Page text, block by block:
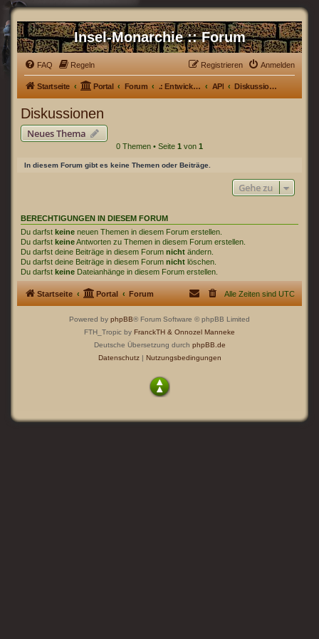
Insel-Monarchie :: Forum
FAQ Regeln Anmelden
Registrieren
Startseite Portal Forum .: Entwicklerecke :. API Diskussionen
Diskussionen
Neues Thema
0 Themen • Seite 1 von 1
In diesem Forum gibt es keine Themen oder Beiträge.
Gehe zu
BERECHTIGUNGEN IN DIESEM FORUM
Du darfst keine neuen Themen in diesem Forum erstellen.
Du darfst keineAntworten zu Themen in diesem Forum erstellen.
Du darfst deine Beiträge in diesem Forum nicht ändern.
Du darfst deine Beiträge in diesem Forum nicht löschen.
Du darfst keine Dateianhänge in diesem Forum erstellen.
Startseite Portal Forum Alle Zeiten sind UTC
Powered by phpBB® Forum Software © phpBB Limited
FTH_Tropic by FranckTH & Onnozel Manneke
Deutsche Übersetzung durch phpBB.de
Datenschutz| Nutzungsbedingungen